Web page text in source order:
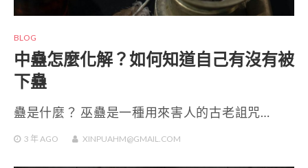
BLOG
中蠱怎麼化解？如何知道自己有沒有被
下蠱
蠱是什麼？ 巫蠱是一種用來害人的古老詛咒…
3 年AGO XINPUAHM@GMAIL.COM